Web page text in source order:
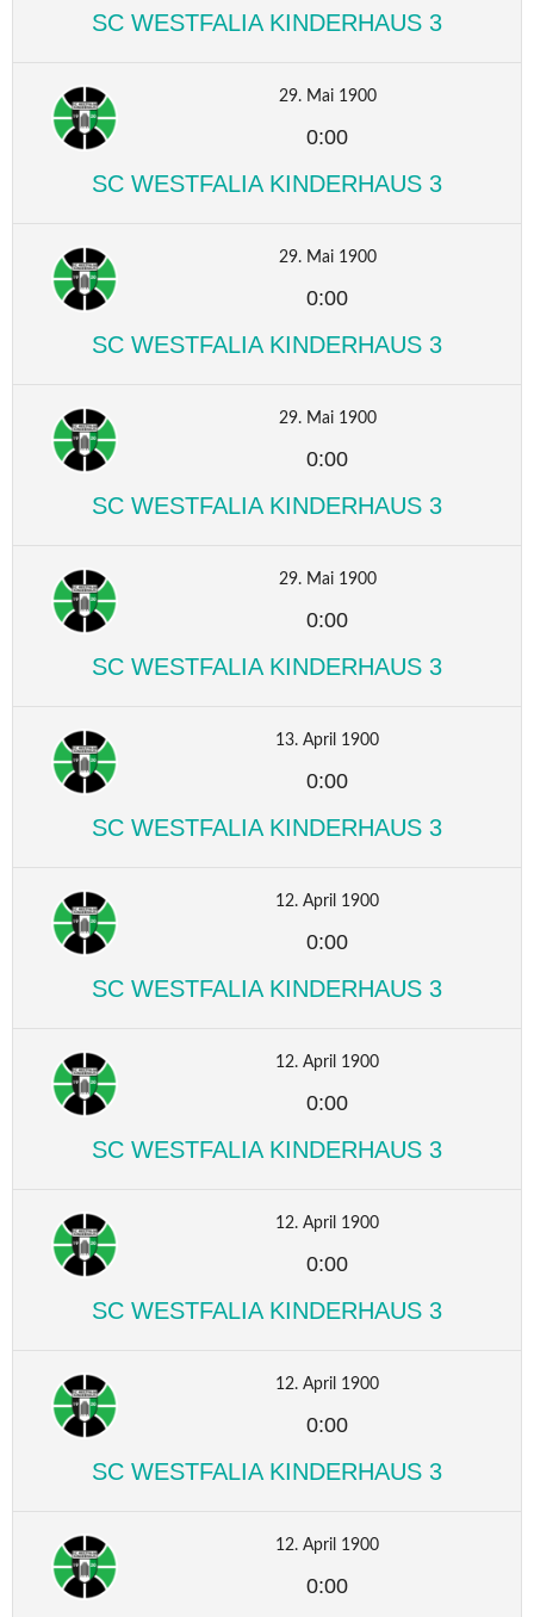
SC WESTFALIA KINDERHAUS 3
29. Mai 1900
0:00
SC WESTFALIA KINDERHAUS 3
29. Mai 1900
0:00
SC WESTFALIA KINDERHAUS 3
29. Mai 1900
0:00
SC WESTFALIA KINDERHAUS 3
29. Mai 1900
0:00
SC WESTFALIA KINDERHAUS 3
13. April 1900
0:00
SC WESTFALIA KINDERHAUS 3
12. April 1900
0:00
SC WESTFALIA KINDERHAUS 3
12. April 1900
0:00
SC WESTFALIA KINDERHAUS 3
12. April 1900
0:00
SC WESTFALIA KINDERHAUS 3
12. April 1900
0:00
SC WESTFALIA KINDERHAUS 3
12. April 1900
0:00